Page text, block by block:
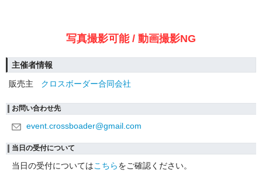
写真撮影可能 / 動画撮影NG
主催者情報
販売主
クロスボーダー合同会社
お問い合わせ先
event.crossboader@gmail.com
当日の受付について
当日の受付についてはこちらをご確認ください。